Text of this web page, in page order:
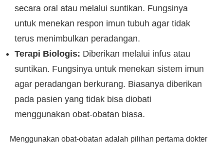
secara oral atau melalui suntikan. Fungsinya
untuk menekan respon imun tubuh agar tidak
terus menimbulkan peradangan.
Terapi Biologis: Diberikan melalui infus atau
suntikan. Fungsinya untuk menekan sistem imun
agar peradangan berkurang. Biasanya diberikan
pada pasien yang tidak bisa diobati
menggunakan obat-obatan biasa.
Menggunakan obat-obatan adalah pilihan pertama dokter